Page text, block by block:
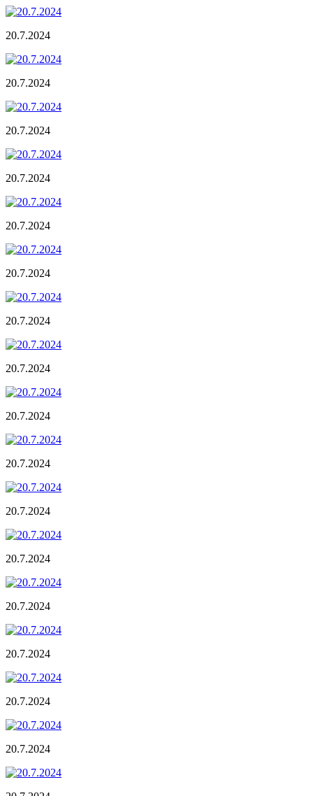
20.7.2024
20.7.2024
20.7.2024
20.7.2024
20.7.2024
20.7.2024
20.7.2024
20.7.2024
20.7.2024
20.7.2024
20.7.2024
20.7.2024
20.7.2024
20.7.2024
20.7.2024
20.7.2024